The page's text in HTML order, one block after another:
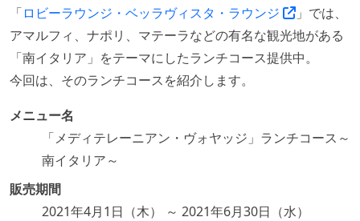
「ロビーラウンジ・ベッラヴィスタ・ラウンジ
」では、
アマルフィ、ナポリ、マテーラなどの有名な観光地がある
「南イタリア」をテーマにしたランチコース提供中。
今回は、そのランチコースを紹介します。
メニュー名
「メディテレーニアン・ヴォヤッジ」ランチコース～
南イタリア～
販売期間
2021年4月1日（木） ～ 2021年6月30日（水）